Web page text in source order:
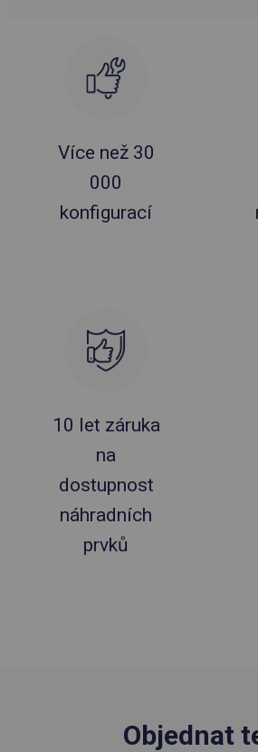
Více než 30
000
konfigurací
10 let záruka
na
dostupnost
náhradních
prvků
Objednat